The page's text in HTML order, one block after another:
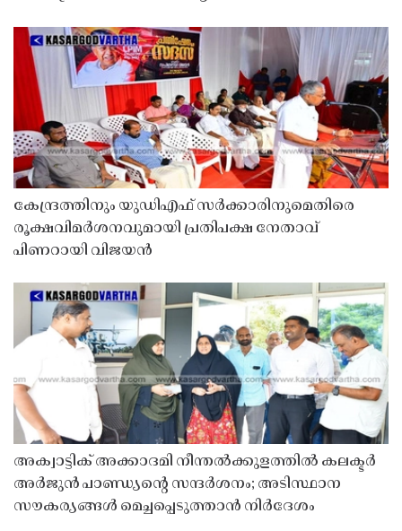
കേന്ദ്രത്തിനും യുഡിഎഫ് സർക്കാരിനുമെതിരെ
രൂക്ഷവിമർശനവുമായി പ്രതിപക്ഷ നേതാവ്
പിണറായി വിജയൻ
അക്വാട്ടിക് അക്കാദമി നീന്തൽക്കുളത്തിൽ കലക്ടർ
അർജുൻ പാണ്ഡ്യൻ്റെ സന്ദർശനം; അടിസ്ഥാന
സൗകര്യങ്ങൾ മെച്ചപ്പെടുത്താൻ നിർദേശം